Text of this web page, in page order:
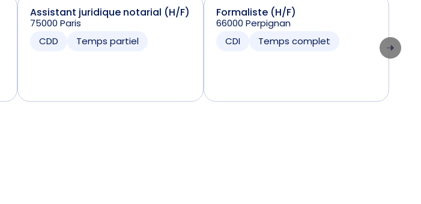
Assistant juridique notarial (H/F)
75000 Paris
CDD
Temps partiel
Formaliste (H/F)
66000 Perpignan
CDI
Temps complet